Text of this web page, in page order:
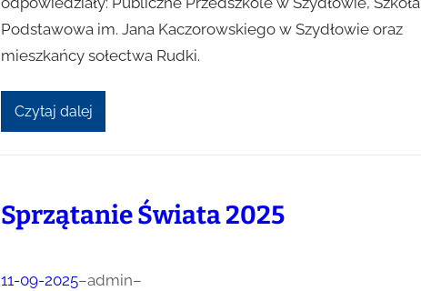
Podstawowa im. Jana Kaczorowskiego w Szydłowie oraz
mieszkańcy sołectwa Rudki.
Czytaj dalej
Sprzątanie Świata 2025
11-09-2025–admin–